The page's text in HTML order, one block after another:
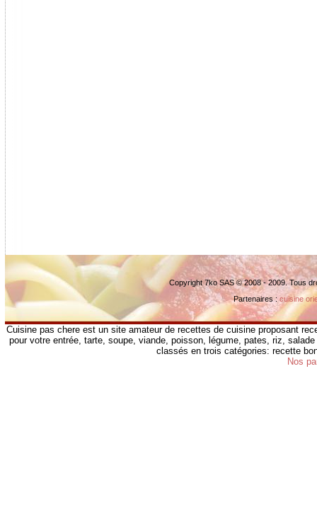
Copyright 7ko SAS © 2008 - 2009. Tous
Partenaires :cuisine
Cuisine pas chere est un site amateur de recettes de cuisine proposant
pour votre entrée, tarte, soupe, viande, poisson, légume, pates, riz,
classés en trois catégories: recette
Nos